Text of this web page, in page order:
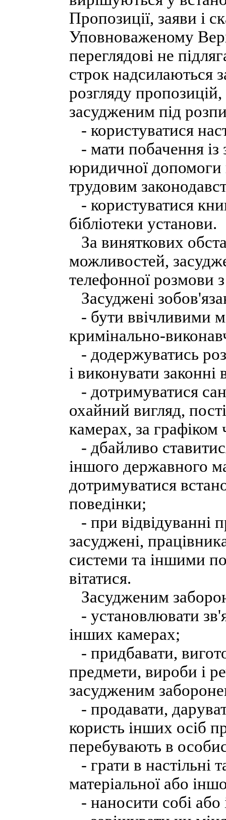
Пропозиції, заяви і
Уповноваженому
переглядові не
строк надсилаються
розгляду
засудженим під
- користуватися
- мати побачення
юридичної допомоги
трудовим
- користуватися
бібліотеки установи.
За виняткових
можливостей,
телефонної розмови
Засуджені
- бути ввічливими
кримінально-
- додержуватись
і виконувати законні
- дотримуватися
охайний вигляд,
камерах, за графіком
- дбайливо
іншого державного
дотримуватися
поведінки;
- при відвідуванні
засуджені,
системи та іншими
вітатися.
Засудженим
- установлювати
інших камерах;
- придбавати,
предмети, вироби і
засудженим
- продавати,
користь інших осіб
перебувають в
- грати в настільні
матеріальної або
- наносити собі